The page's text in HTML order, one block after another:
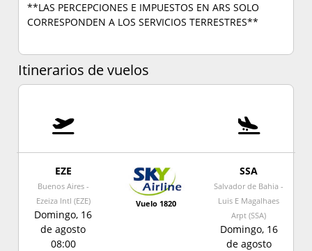
**LAS PERCEPCIONES E IMPUESTOS EN ARS SOLO
CORRESPONDEN A LOS SERVICIOS TERRESTRES**
Itinerarios de vuelos
EZE
Buenos Aires -
Ezeiza Intl (EZE)
Domingo, 16
de agosto
08:00
Vuelo 1820
SSA
Salvador de Bahia -
Luis E Magalhaes
Arpt (SSA)
Domingo, 16
de agosto